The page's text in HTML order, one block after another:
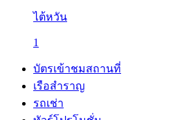
ไต้หวัน
1
บัตรเข้าชมสถานที่
เรือสำราญ
รถเช่า